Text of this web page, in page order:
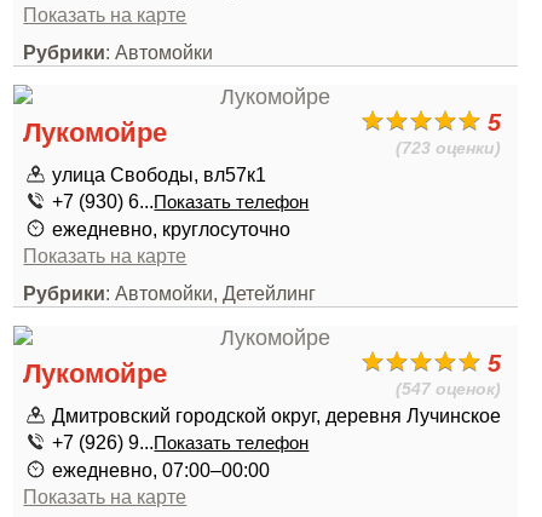
Показать на карте
Рубрики: Автомойки
5
(723 оценки)
Лукомойре
улица Свободы, вл57к1
+7 (930) 6...Показать телефон
ежедневно, круглосуточно
Показать на карте
Рубрики: Автомойки, Детейлинг
5
(547 оценок)
Лукомойре
Дмитровский городской округ, деревня Лучинское
+7 (926) 9...Показать телефон
ежедневно, 07:00–00:00
Показать на карте